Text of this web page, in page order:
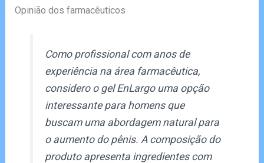
Opinião dos farmacêuticos
Como profissional com anos de
experiência na área farmacêutica,
considero o gel EnLargo uma opção
interessante para homens que
buscam uma abordagem natural para
o aumento do pênis. A composição do
produto apresenta ingredientes com